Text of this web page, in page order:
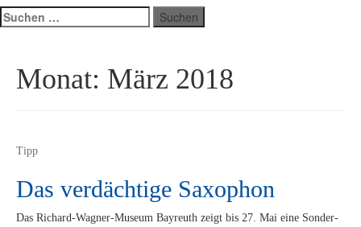
Suchen
nach:
Monat: März 2018
Tipp
Das verdächtige Saxophon
Das Ri­­chard-Wa­g­­ner-Mu­­se­um Bay­reuth zeigt bis 27. Mai eine Son­der­